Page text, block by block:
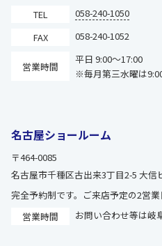
TEL
058-240-1050
FAX
058-240-1052
営業時間
平日 9:00～17:00
※毎月第三水曜は
名古屋ショールーム
〒464-0085
名古屋市千種区古出来3丁目2-5 大信
完全予約制です。ご来店予定の2営業
営業時間
お問い合わせ等は岐